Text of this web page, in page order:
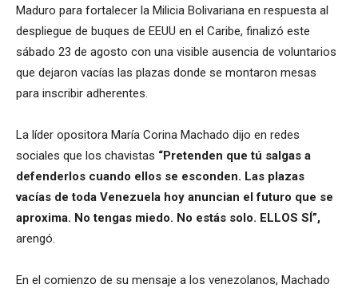
Maduro para fortalecer la Milicia Bolivariana en respuesta al
despliegue de buques de EEUU en el Caribe, finalizó este
sábado 23 de agosto con una visible ausencia de voluntarios
que dejaron vacías las plazas donde se montaron mesas
para inscribir adherentes.
La líder opositora María Corina Machado dijo en redes
sociales que los chavistas “Pretenden que tú salgas a
defenderlos cuando ellos se esconden. Las plazas
vacías de toda Venezuela hoy anuncian el futuro que se
aproxima. No tengas miedo. No estás solo. ELLOS SÍ”,
arengó.
En el comienzo de su mensaje a los venezolanos, Machado